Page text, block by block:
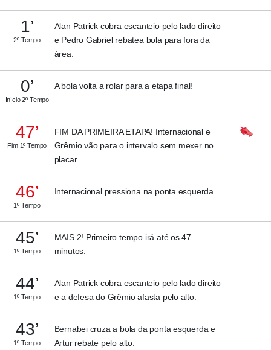
1’
2º Tempo
Alan Patrick cobra escanteio pelo lado direito
e Pedro Gabriel rebatea bola para fora da
área.
0’
Início 2º Tempo
A bola volta a rolar para a etapa final!
47’
Fim 1º Tempo
FIM DA PRIMEIRA ETAPA! Internacional e
Grêmio vão para o intervalo sem mexer no
placar.
46’
1º Tempo
Internacional pressiona na ponta esquerda.
45’
1º Tempo
MAIS 2! Primeiro tempo irá até os 47
minutos.
44’
1º Tempo
Alan Patrick cobra escanteio pelo lado direito
e a defesa do Grêmio afasta pelo alto.
43’
1º Tempo
Bernabei cruza a bola da ponta esquerda e
Artur rebate pelo alto.